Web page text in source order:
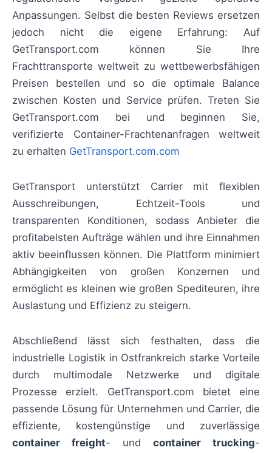
Anpassungen. Selbst die besten Reviews ersetzen
jedoch nicht die eigene Erfahrung: Auf
GetTransport.com können Sie Ihre
Frachttransporte weltweit zu wettbewerbsfähigen
Preisen bestellen und so die optimale Balance
zwischen Kosten und Service prüfen. Treten Sie
GetTransport.com bei und beginnen Sie,
verifizierte Container-Frachtenanfragen weltweit
zu erhalten GetTransport.com.com
GetTransport unterstützt Carrier mit flexiblen
Ausschreibungen, Echtzeit-Tools und
transparenten Konditionen, sodass Anbieter die
profitabelsten Aufträge wählen und ihre Einnahmen
aktiv beeinflussen können. Die Plattform minimiert
Abhängigkeiten von großen Konzernen und
ermöglicht es kleinen wie großen Spediteuren, ihre
Auslastung und Effizienz zu steigern.
Abschließend lässt sich festhalten, dass die
industrielle Logistik in Ostfrankreich starke Vorteile
durch multimodale Netzwerke und digitale
Prozesse erzielt. GetTransport.com bietet eine
passende Lösung für Unternehmen und Carrier, die
effiziente, kostengünstige und zuverlässige
container freight- und container trucking-